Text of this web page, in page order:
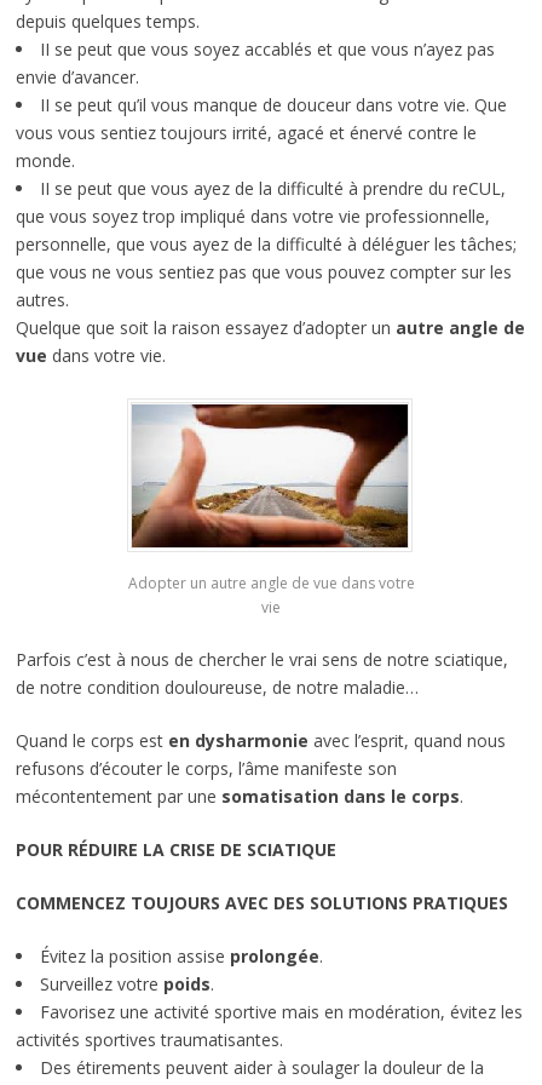
depuis quelques temps.
II se peut que vous soyez accablés et que vous n’ayez pas
envie d’avancer.
II se peut qu’il vous manque de douceur dans votre vie. Que
vous vous sentiez toujours irrité, agacé et énervé contre le
monde.
II se peut que vous ayez de la difficulté à prendre du reCUL,
que vous soyez trop impliqué dans votre vie professionnelle,
personnelle, que vous ayez de la difficulté à déléguer les tâches;
que vous ne vous sentiez pas que vous pouvez compter sur les
autres.
Quelque que soit la raison essayez d’adopter un autre angle de
vue dans votre vie.
Adopter un autre angle de vue dans votre
vie
Parfois c’est à nous de chercher le vrai sens de notre sciatique,
de notre condition douloureuse, de notre maladie…
Quand le corps est en dysharmonie avec l’esprit, quand nous
refusons d’écouter le corps, l’âme manifeste son
mécontentement par une somatisation dans le corps.
POUR RÉDUIRE LA CRISE DE SCIATIQUE
COMMENCEZ TOUJOURS AVEC DES SOLUTIONS PRATIQUES
Évitez la position assise prolongée.
Surveillez votre poids.
Favorisez une activité sportive mais en modération, évitez les
activités sportives traumatisantes.
Des étirements peuvent aider à soulager la douleur de la